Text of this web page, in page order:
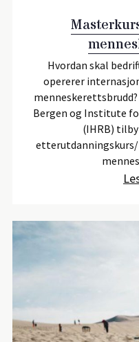
Hvordan skal
opererer
Bergen og Institute
(IHRB)